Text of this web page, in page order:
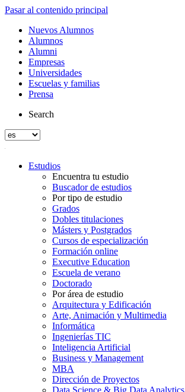
Pasar al contenido principal
Nuevos Alumnos
Alumnos
Alumni
Empresas
Universidades
Escuelas y familias
Prensa
Search
Estudios
Encuentra tu estudio
Buscador de estudios
Por tipo de estudio
Grados
Dobles titulaciones
Másters y Postgrados
Cursos de especialización
Formación online
Executive Education
Escuela de verano
Doctorado
Por área de estudio
Arquitectura y Edificación
Arte, Animación y Multimedia
Informática
Ingenierías TIC
Inteligencia Artificial
Business y Management
MBA
Dirección de Proyectos
Data Science & Big Data Analytics